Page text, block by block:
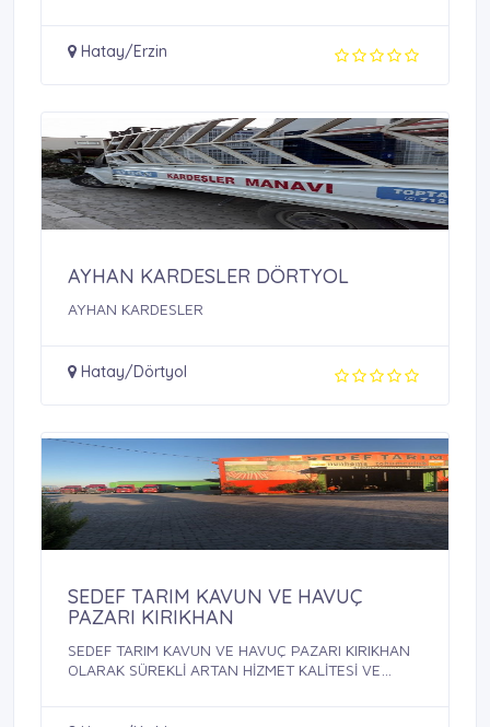
Hatay/Erzin
AYHAN KARDESLER DÖRTYOL
AYHAN KARDESLER
Hatay/Dörtyol
SEDEF TARIM KAVUN VE HAVUÇ
PAZARI KIRIKHAN
SEDEF TARIM KAVUN VE HAVUÇ PAZARI KIRIKHAN
OLARAK SÜREKLİ ARTAN HİZMET KALİTESİ VE